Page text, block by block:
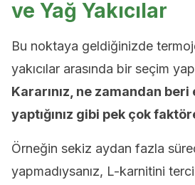
ve Yağ Yakıcılar
Bu noktaya geldiğinizde
yakıcılar arasında bir seçim
Kararınız, ne zamandan
yaptığınız gibi pek çok
Örneğin sekiz aydan fazla
yapmadıysanız, L-karnitini